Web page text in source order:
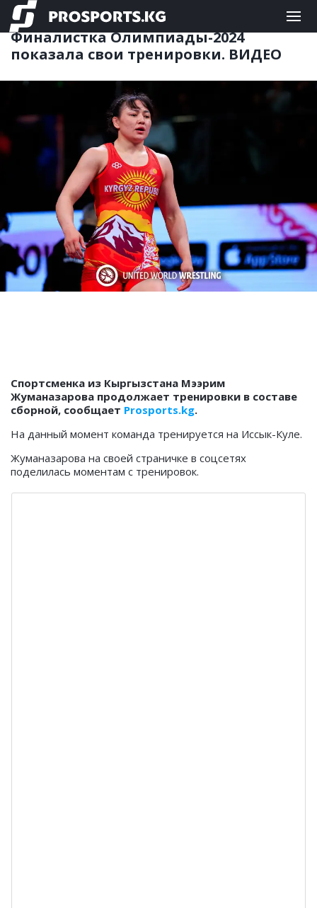
ЕДИНОБОРСТВА 06.07.2026 10:39
Финалистка Олимпиады-2024
показала свои тренировки. ВИДЕО
Спортсменка из Кыргызстана Мээрим
Жуманазарова продолжает тренировки в составе
сборной, сообщает Prosports.kg.
На данный момент команда тренируется на Иссык-Куле.
Жуманазарова на своей страничке в соцсетях
поделилась моментам с тренировок.